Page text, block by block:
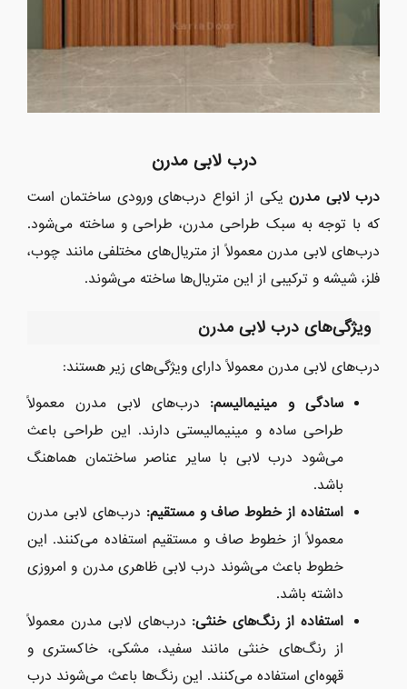
درب لابی مدرن
درب لابی مدرنیکی از انواع درب‌های ورودی ساختمان است
که با توجه به سبک طراحی مدرن، طراحی و ساخته می‌شود.
درب‌های لابی مدرن معمولاً از متریال‌های مختلفی مانند چوب،
فلز، شیشه و ترکیبی از این متریال‌ها ساخته می‌شوند.
ویژگی‌های درب لابی مدرن
درب‌های لابی مدرن معمولاً دارای ویژگی‌های زیر هستند:
سادگی و مینیمالیسم: درب‌های لابی مدرن معمولاً
طراحی ساده و مینیمالیستی دارند. این طراحی باعث
می‌شود درب لابی با سایر عناصر ساختمان هماهنگ
باشد.
استفاده از خطوط صاف و مستقیم: درب‌های لابی مدرن
معمولاً از خطوط صاف و مستقیم استفاده می‌کنند. این
خطوط باعث می‌شوند درب لابی ظاهری مدرن و امروزی
داشته باشد.
استفاده از رنگ‌های خنثی: درب‌های لابی مدرن معمولاً
از رنگ‌های خنثی مانند سفید، مشکی، خاکستری و
قهوه‌ای استفاده می‌کنند. این رنگ‌ها باعث می‌شوند درب